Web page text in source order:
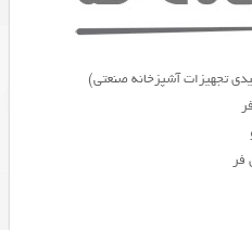
تجهیزات آشپزخانه صنعتی)